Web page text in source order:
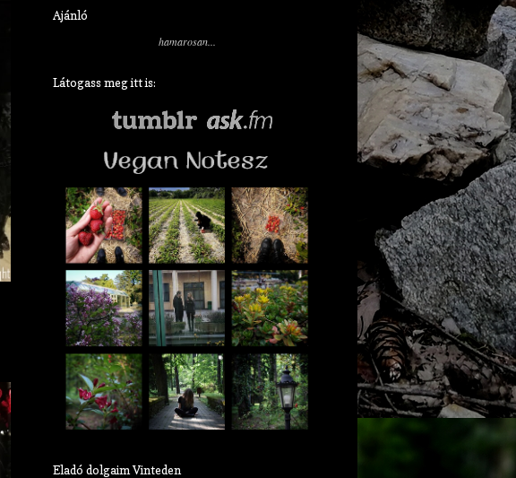
Ajánló
hamarosan...
Látogass meg itt is:
Eladó dolgaim Vinteden